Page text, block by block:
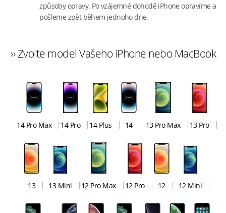
způsoby opravy. Po vzájemné dohodě iPhone opravíme a
pošleme zpět během jednoho dne.
›› Zvolte model Vašeho iPhone nebo MacBook
14 Pro Max 14 Pro 14 Plus 14 13 Pro Max 13 Pro
13 13 Mini 12 Pro Max 12 Pro 12 12 Mini